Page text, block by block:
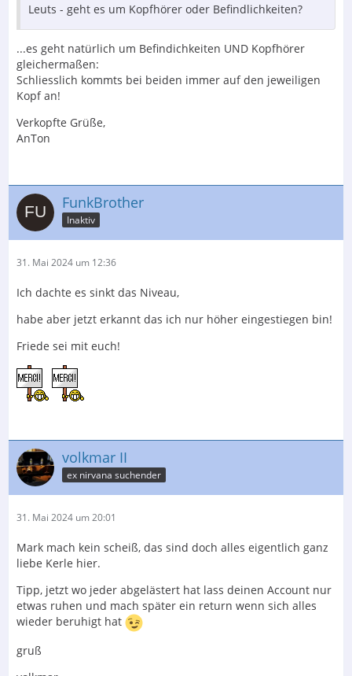
Leuts - geht es um Kopfhörer oder Befindlichkeiten?
...es geht natürlich um Befindichkeiten UND Kopfhörer
gleichermaßen:
Schliesslich kommts bei beiden immer auf den jeweiligen
Kopf an!
Verkopfte Grüße,
AnTon
FunkBrother
Inaktiv
31. Mai 2024 um 12:36
Ich dachte es sinkt das Niveau,
habe aber jetzt erkannt das ich nur höher eingestiegen bin!
Friede sei mit euch!
volkmar II
ex nirvana suchender
31. Mai 2024 um 20:01
Mark mach kein scheiß, das sind doch alles eigentlich ganz
liebe Kerle hier.
Tipp, jetzt wo jeder abgelästert hat lass deinen Account nur
etwas ruhen und mach später ein return wenn sich alles
wieder beruhigt hat
gruß